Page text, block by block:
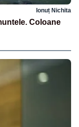
Ionuț Nichita
Coloane